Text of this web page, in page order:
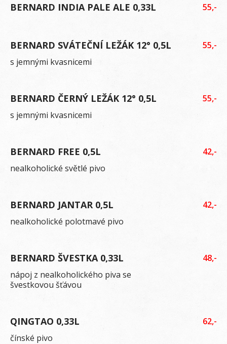
BERNARD INDIA PALE ALE 0,33L 55,-
BERNARD SVÁTEČNÍ LEŽÁK 12° 0,5L
55,-
s jemnými kvasnicemi
BERNARD ČERNÝ LEŽÁK 12° 0,5L
55,-
s jemnými kvasnicemi
BERNARD FREE 0,5L
42,-
nealkoholické světlé pivo
BERNARD JANTAR 0,5L
42,-
nealkoholické polotmavé pivo
BERNARD ŠVESTKA 0,33L
48,-
nápoj z nealkoholického piva se
švestkovou šťávou
QINGTAO 0,33L
62,-
čínské pivo